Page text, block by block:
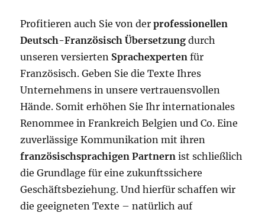
Profitieren auch Sie von derprofessionellen
Deutsch-Französisch Übersetzung durch
unseren versierten Sprachexperten für
Französisch. Geben Sie die Texte Ihres
Unternehmens in unsere vertrauensvollen
Hände. Somit erhöhen Sie Ihr internationales
Renommee in Frankreich Belgien und Co. Eine
zuverlässige Kommunikation mit ihren
französischsprachigen Partnern ist schließlich
die Grundlage für eine zukunftssichere
Geschäftsbeziehung. Und hierfür schaffen wir
die geeigneten Texte – natürlich auf